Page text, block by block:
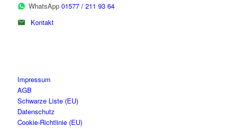
WhatsApp 01577 / 211 93 64
Kontakt
Impressum
AGB
Schwarze Liste (EU)
Datenschutz
Cookie-Richtlinie (EU)